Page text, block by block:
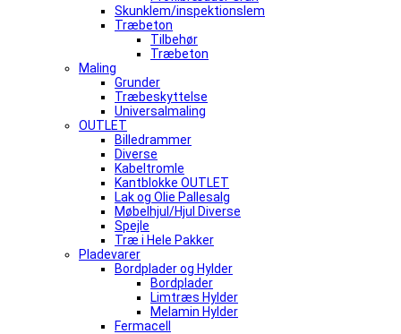
Skunklem/inspektionslem
Træbeton
Tilbehør
Træbeton
Maling
Grunder
Træbeskyttelse
Universalmaling
OUTLET
Billedrammer
Diverse
Kabeltromle
Kantblokke OUTLET
Lak og Olie Pallesalg
Møbelhjul/Hjul Diverse
Spejle
Træ i Hele Pakker
Pladevarer
Bordplader og Hylder
Bordplader
Limtræs Hylder
Melamin Hylder
Fermacell